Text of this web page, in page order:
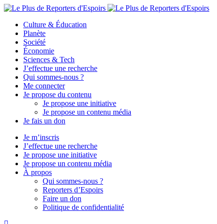
Culture & Éducation
Planète
Société
Économie
Sciences & Tech
J’effectue une recherche
Qui sommes-nous ?
Me connecter
Je propose du contenu
Je propose une initiative
Je propose un contenu média
Je fais un don
Je m’inscris
J’effectue une recherche
Je propose une initiative
Je propose un contenu média
À propos
Qui sommes-nous ?
Reporters d’Espoirs
Faire un don
Politique de confidentialité